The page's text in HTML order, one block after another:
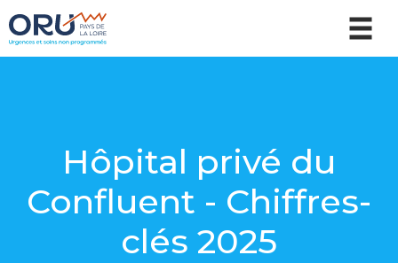
Hôpital privé du
Confluent - Chiffres-
clés 2025